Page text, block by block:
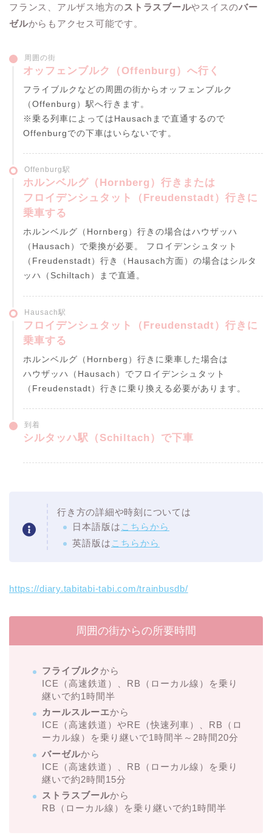
フランス、アルザス地方のストラスブールやスイスのバー
ゼルからもアクセス可能です。
周囲の街
オッフェンブルク（Offenburg）へ行く
フライブルクなどの周囲の街からオッフェンブルク
（Offenburg）駅へ行きます。
※乗る列車によってはHausachまで直通するので
Offenburgでの下車はいらないです。
Offenburg駅
ホルンベルグ（Hornberg）行きまたは
フロイデンシュタット（Freudenstadt）行きに
乗車する
ホルンベルグ（Hornberg）行きの場合はハウザッハ
（Hausach）で乗換が必要。 フロイデンシュタット
（Freudenstadt）行き（Hausach方面）の場合はシルタ
ッハ（Schiltach）まで直通。
Hausach駅
フロイデンシュタット（Freudenstadt）行きに
乗車する
ホルンベルグ（Hornberg）行きに乗車した場合は
ハウザッハ（Hausach）でフロイデンシュタット
（Freudenstadt）行きに乗り換える必要があります。
到着
シルタッハ駅（Schiltach）で下車
行き方の詳細や時刻については
日本語版は こちらから
英語版は こちらから
https://diary.tabitabi-tabi.com/trainbusdb/
周囲の街からの所要時間
フライブルク から
ICE（高速鉄道）、RB（ローカル線）を乗り
継いで約1時間半
カールスルーエから
ICE（高速鉄道）やRE（快速列車）、RB（ロ
ーカル線）を乗り継いで1時間半～2時間20分
バーゼルから
ICE（高速鉄道）、RB（ローカル線）を乗り
継いで約2時間15分
ストラスブールから
RB（ローカル線）を乗り継いで約1時間半